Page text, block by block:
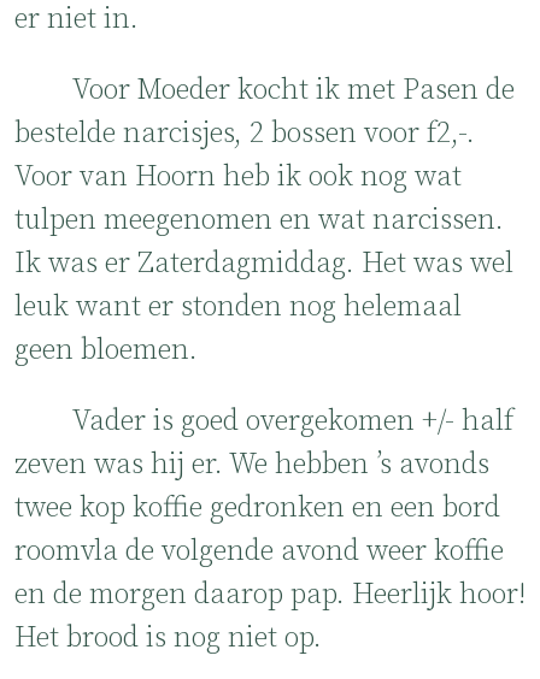
er niet in.
Voor Moeder kocht ik met Pasen de
bestelde narcisjes, 2 bossen voor f2,-.
Voor van Hoorn heb ik ook nog wat
tulpen meegenomen en wat narcissen.
Ik was er Zaterdagmiddag. Het was wel
leuk want er stonden nog helemaal
geen bloemen.
Vader is goed overgekomen +/- half
zeven was hij er. We hebben ’s avonds
twee kop koffie gedronken en een bord
roomvla de volgende avond weer koffie
en de morgen daarop pap. Heerlijk hoor!
Het brood is nog niet op.